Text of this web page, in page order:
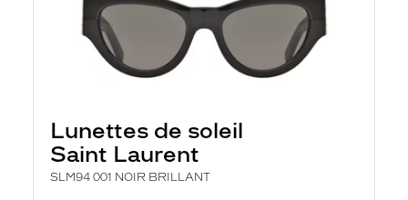
Lunettes de soleil
Saint Laurent
SLM94 001 NOIR BRILLANT